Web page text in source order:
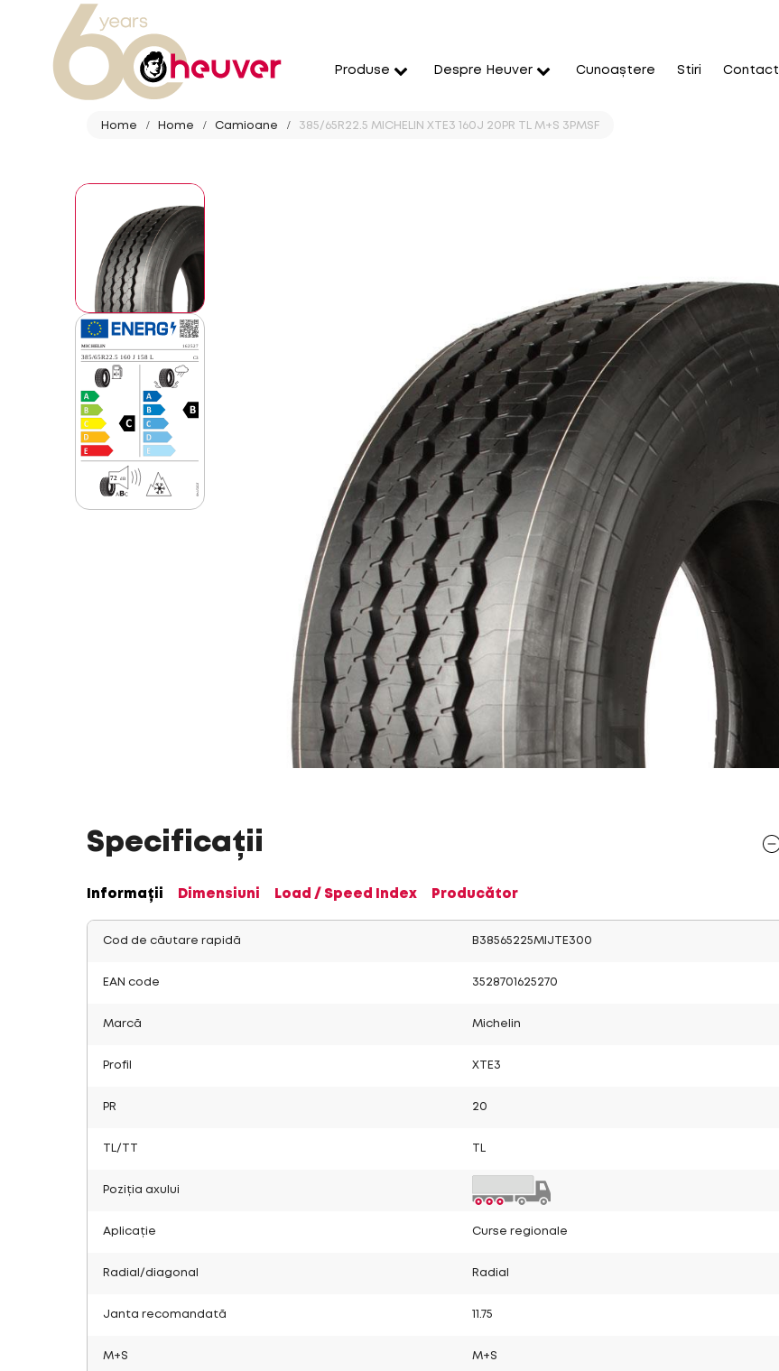
Produse Despre Heuver Cunoaștere Stiri Contact
Home Home Camioane 385/65R22.5 MICHELIN XTE3 160J 20PR TL M+S 3PMSF
Specificații
Informații Dimensiuni Load / Speed Index Producător
Cod de căutare rapidă B38565225MIJTE300
EAN code 3528701625270
Marcă Michelin
Profil XTE3
PR 20
TL/TT
Poziția axului
Aplicație Curse regionale
Radial/diagonal Radial
Janta recomandată 11.75
M+S M+S